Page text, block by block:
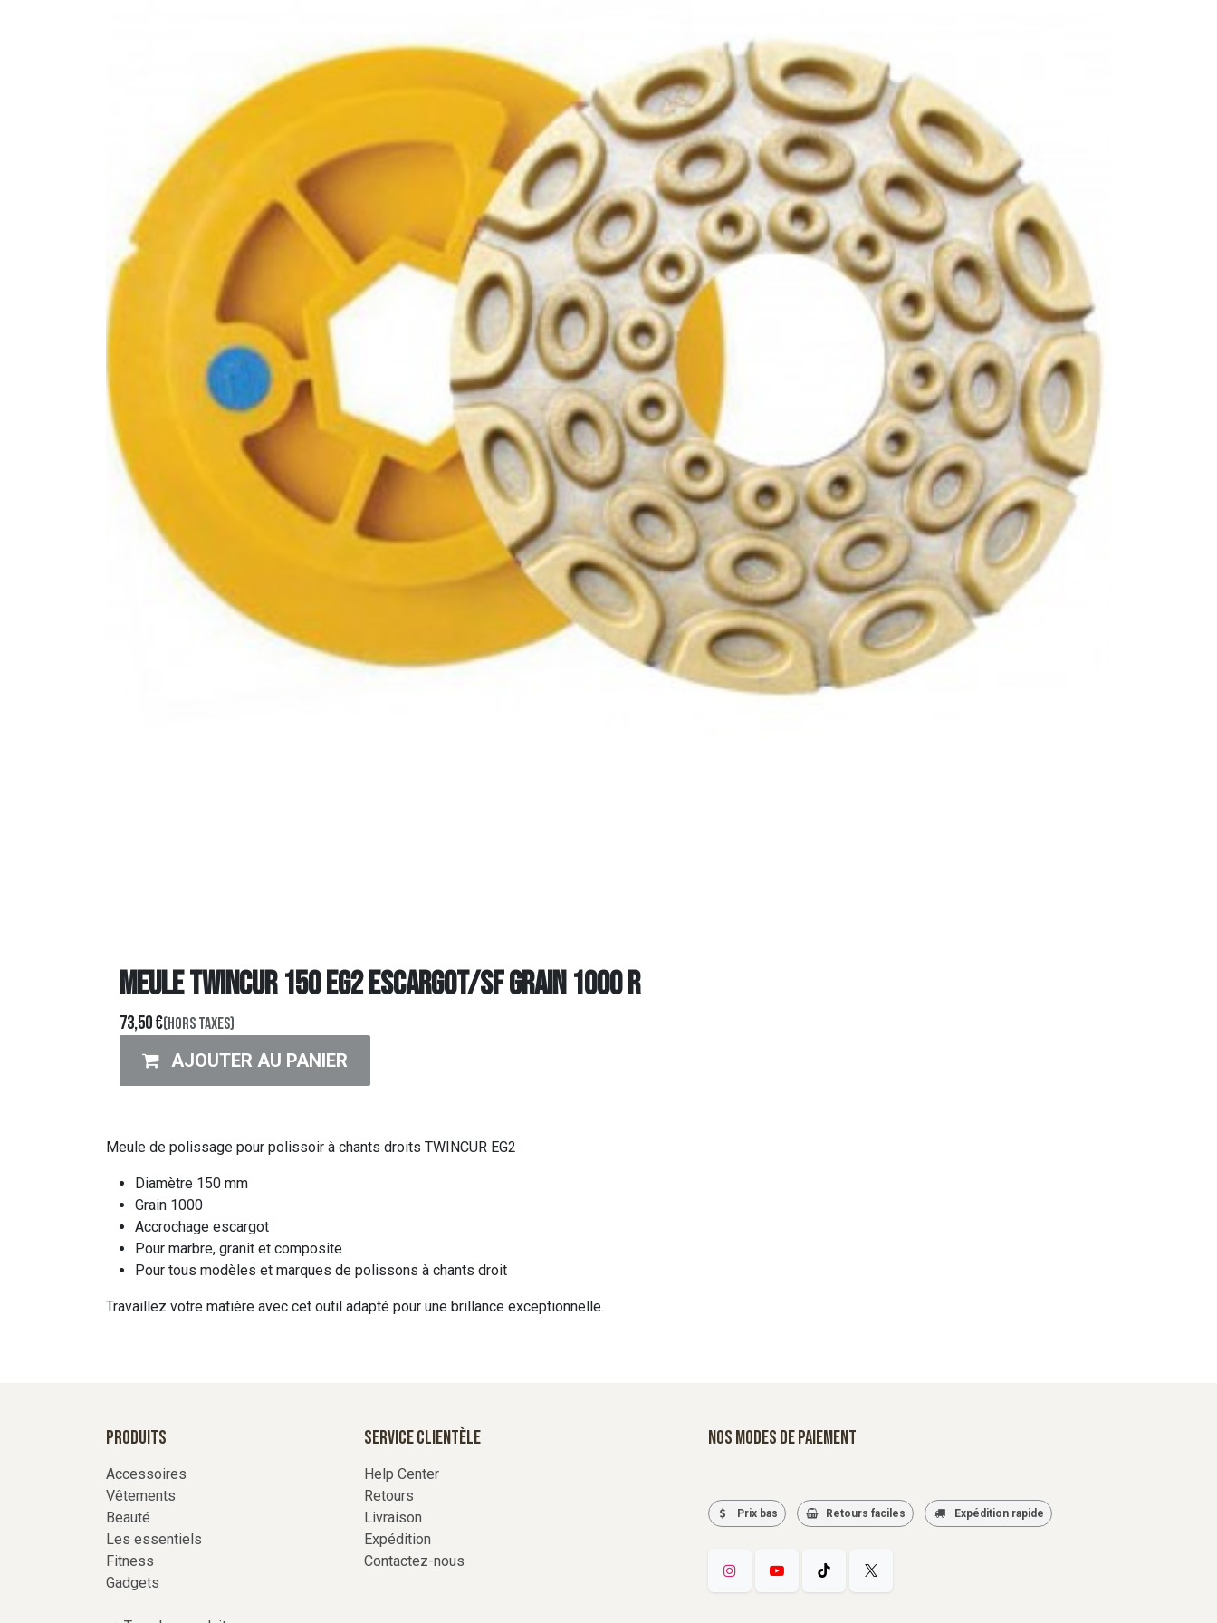
MEULE TWINCUR 150 EG2 ESCARGOT/SF GRAIN 1000 R
73,50€(Hors taxes)
AJOUTER AU PANIER
Meule de polissage pour polissoir à chants droits TWINCUR EG2
Diamètre 150 mm
Grain 1000
Accrochage escargot
Pour marbre, granit et composite
Pour tous modèles et marques de polissons à chants droit
Travaillez votre matière avec cet outil adapté pour une brillance exceptionnelle.
Produits
Accessoires
Vêtements
Beauté
Les essentiels
Fitness
Gadgets
Service Clientèle
Help Center
Retours
Livraison
Expédition
Contactez-nous
Nos modes de paiement
Prix bas Retours faciles Expédition rapide